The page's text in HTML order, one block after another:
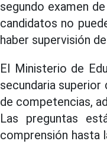
segundo examen
candidatos no
haber supervisión
El Ministerio de
secundaria
de competencias,
Las preguntas
comprensión hasta